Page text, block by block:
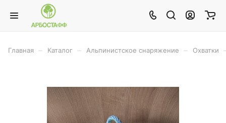
Главная Каталог Альпинистское снаряжение Охватки